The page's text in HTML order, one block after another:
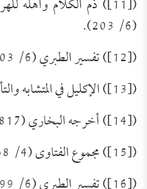
(6/ 203).
([12]) تفسير الطبري (6/ 203).
([13]) الإكليل في المتشابه والتأويل لابن تيمية (ص: 28).
([14]) أخرجه البخاري (817)، ومسلم (484).
([15]) مجموع الفتاوى (4/ 68).